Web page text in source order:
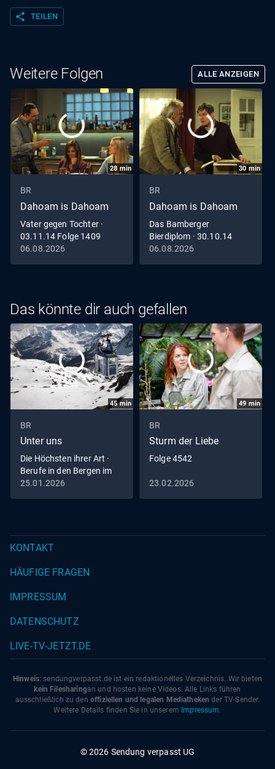
share TEILEN
Weitere Folgen ALLE ANZEIGEN
28 min
BR
Dahoam is Dahoam
Vater gegen Tochter ·
03.11.14 Folge 1409
06.08.2026
30 min
BR
Dahoam is Dahoam
Das Bamberger
Bierdiplom · 30.10.14
Folge 1408
06.08.2026
Das könnte dir auch gefallen
45min
BR
Unter uns
Die Höchsten ihrer Art ·
Berufe in den Bergen im
Winter
25.01.2026
49 min
BR
Sturm der Liebe
Folge 4542
23.02.2026
KONTAKT
HÄUFIGE FRAGEN
IMPRESSUM
DATENSCHUTZ
LIVE-TV-JETZT.DE
Hinweis: sendungverpasst.de ist ein redaktionelles Verzeichnis. Wir bieten
kein Filesharingan und hosten keine Videos. Alle Links führen
ausschließlich zu den offiziellen und legalen Mediatheken der TV-Sender.
Weitere Details finden Sie in unserem Impressum.
© 2026 Sendung verpasst UG